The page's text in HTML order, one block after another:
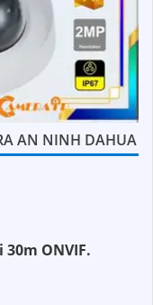
AN NINH DAHUA
30m ONVIF.